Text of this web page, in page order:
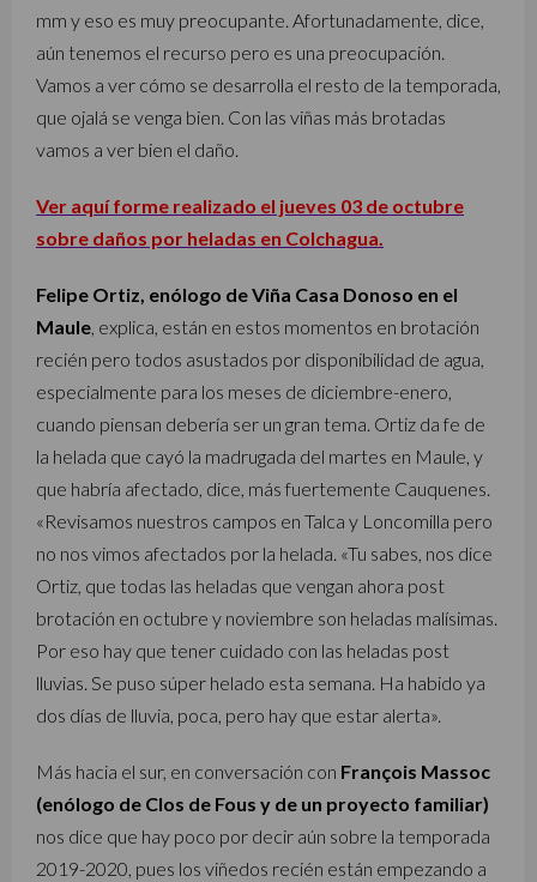
mm y eso es muy preocupante. Afortunadamente, dice,
aún tenemos el recurso pero es una preocupación.
Vamos a ver cómo se desarrolla el resto de la temporada,
que ojalá se venga bien. Con las viñas más brotadas
vamos a ver bien el daño.
Ver aquí forme realizado el jueves 03 de octubre
sobre daños por heladas en Colchagua.
Felipe Ortiz, enólogo de Viña Casa Donoso en el
Maule , explica, están en estos momentos en brotación
recién pero todos asustados por disponibilidad de agua,
especialmente para los meses de diciembre-enero,
cuando piensan debería ser un gran tema. Ortiz da fe de
la helada que cayó la madrugada del martes en Maule, y
que habría afectado, dice, más fuertemente Cauquenes.
«Revisamos nuestros campos en Talca y Loncomilla pero
no nos vimos afectados por la helada. «Tu sabes, nos dice
Ortiz, que todas las heladas que vengan ahora post
brotación en octubre y noviembre son heladas malísimas.
Por eso hay que tener cuidado con las heladas post
lluvias. Se puso súper helado esta semana. Ha habido ya
dos días de lluvia, poca, pero hay que estar alerta».
Más hacia el sur, en conversación con François Massoc
(enólogo de Clos de Fous y de un proyecto familiar)
nos dice que hay poco por decir aún sobre la temporada
2019-2020, pues los viñedos recién están empezando a